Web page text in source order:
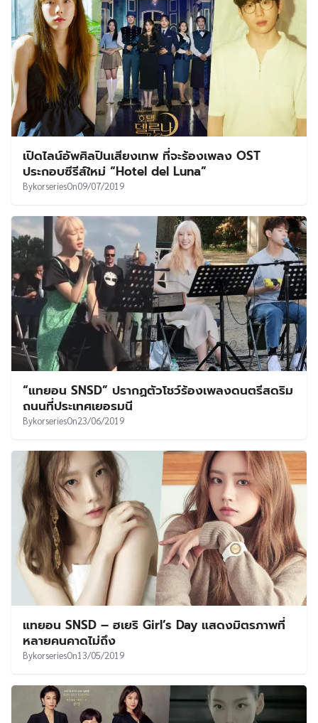
เปิดไลน์อัพศิลปินเสียงเทพ ที่จะร้องเพลง OST
ประกอบซีรีส์ใหม่ “Hotel del Luna”
BykorseriesOn09/07/2019
“แทยอน SNSD” ปรากฏตัวโชว์ร้องเพลงดนตรีสดริม
ถนนที่ประเทศเยอรมนี
BykorseriesOn23/06/2019
แทยอน SNSD – ​ฮเยริ Girl’s Day แสดงมิตรภาพที่
หลายคนคาดไม่ถึง
BykorseriesOn13/05/2019